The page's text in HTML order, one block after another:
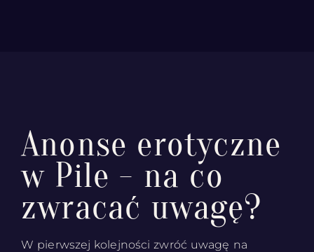
Anonse erotyczne
w Pile - na co
zwracać uwagę?
W pierwszej kolejności zwróć uwagę na